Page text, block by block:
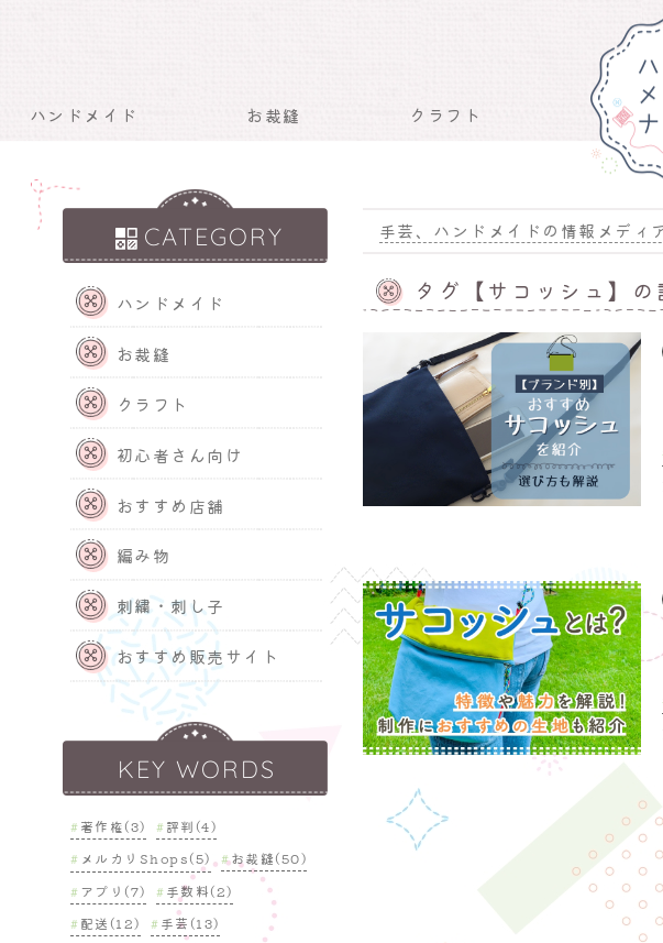
ハンドメイド お裁縫 クラフト
CATEGORY
ハンドメイド
お裁縫
クラフト
初心者さん向け
おすすめ店舗
編み物
刺繍・刺し子
おすすめ販売サイト
KEY WORDS
著作権(3)
評判(4)
メルカリShops(5)
お裁縫(50)
アプリ(7)
手数料(2)
配送(12)
手芸(13)
手芸、ハンドメイドの情報メディ
タグ【サコッシュ】の